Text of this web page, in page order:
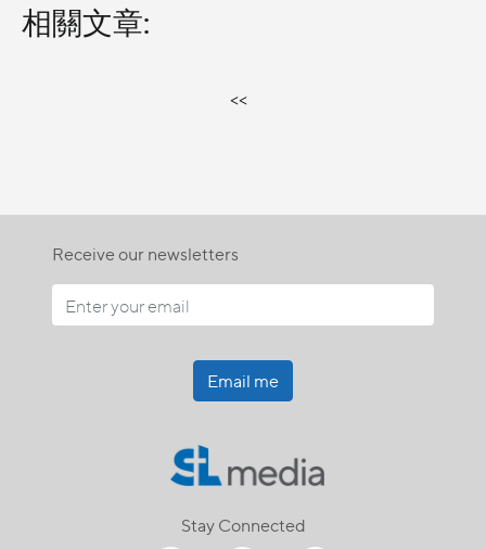
相關文章:
<<
Receive our newsletters
Email me
Stay Connected